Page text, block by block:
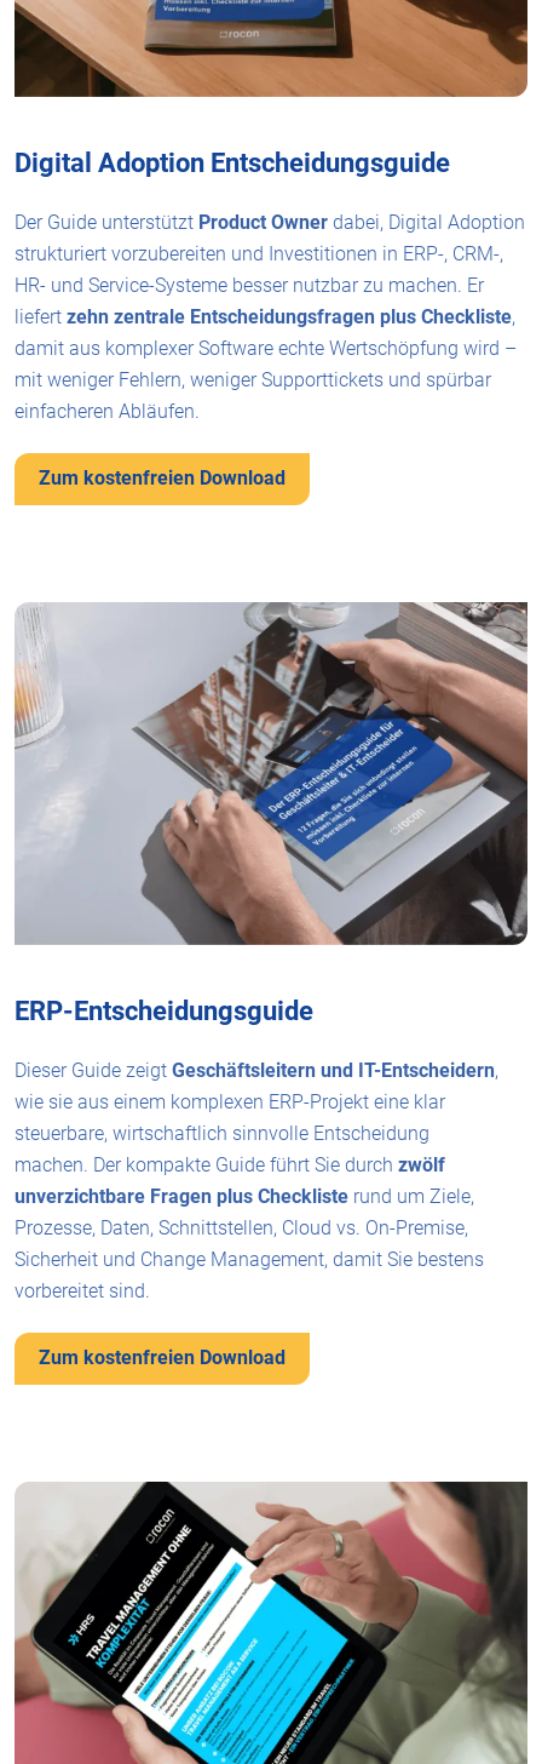
Digital Adoption Entscheidungsguide
Der Guide unterstützt Product Owner dabei, Digital Adoption
strukturiert vorzubereiten und Investitionen in ERP-, CRM-,
HR- und Service-Systeme besser nutzbar zu machen. Er
liefert zehn zentrale Entscheidungsfragen plus Checkliste,
damit aus komplexer Software echte Wertschöpfung wird –
mit weniger Fehlern, weniger Supporttickets und spürbar
einfacheren Abläufen.
Zum kostenfreien Download
ERP-Entscheidungsguide
Dieser Guide zeigt Geschäftsleitern und IT-Entscheidern,
wie sie aus einem komplexen ERP-Projekt eine klar
steuerbare, wirtschaftlich sinnvolle Entscheidung
machen. Der kompakte Guide führt Sie durch zwölf
unverzichtbare Fragen plus Checkliste rund um Ziele,
Prozesse, Daten, Schnittstellen, Cloud vs. On-Premise,
Sicherheit und Change Management, damit Sie bestens
vorbereitet sind.
Zum kostenfreien Download